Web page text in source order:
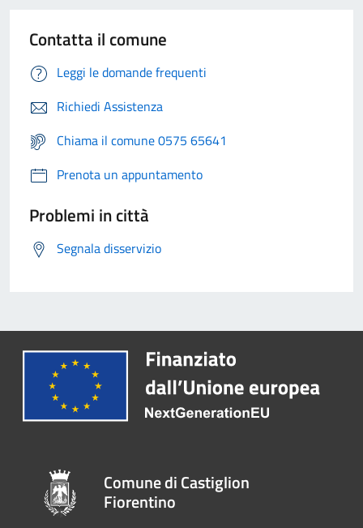
Contatta il comune
Leggi le domande frequenti
Richiedi Assistenza
Chiama il comune 0575 65641
Prenota un appuntamento
Problemi in città
Segnala disservizio
Comune di Castiglion
Fiorentino